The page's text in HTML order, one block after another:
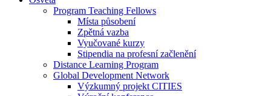
Program Teaching Fellows
Místa působení
Zpětná vazba
Vyučované kurzy
Stipendia na profesní začlenění
Distance Learning Program
Global Development Network
Výzkumný projekt CITIES